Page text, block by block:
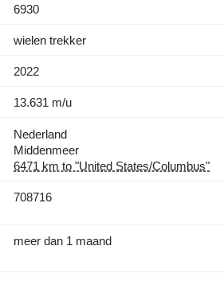
6930
wielen trekker
2022
13.631 m/u
Nederland
Middenmeer
6471 km to "United States/Columbus"
708716
meer dan 1 maand